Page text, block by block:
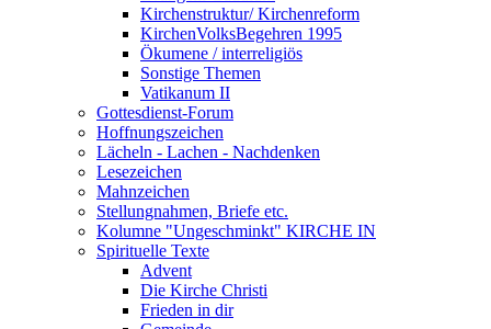
Kirchenstruktur/ Kirchenreform
KirchenVolksBegehren 1995
Ökumene / interreligiös
Sonstige Themen
Vatikanum II
Gottesdienst-Forum
Hoffnungszeichen
Lächeln - Lachen - Nachdenken
Lesezeichen
Mahnzeichen
Stellungnahmen, Briefe etc.
Kolumne "Ungeschminkt" KIRCHE IN
Spirituelle Texte
Advent
Die Kirche Christi
Frieden in dir